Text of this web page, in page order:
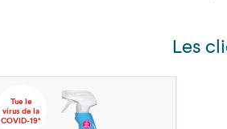
Les
Tue le
virus de la
COVID-19*